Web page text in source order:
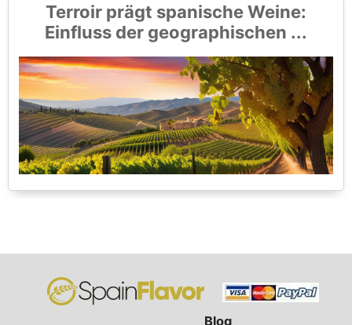
Terroir prägt spanische Weine:
Einfluss der geographischen ...
Blog